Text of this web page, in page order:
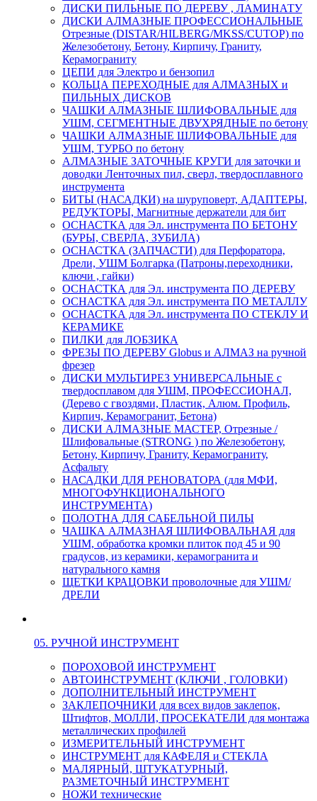
ДИСКИ ПИЛЬНЫЕ ПО ДЕРЕВУ , ЛАМИНАТУ
ДИСКИ АЛМАЗНЫЕ ПРОФЕССИОНАЛЬНЫЕ
Отрезные (DISTAR/HILBERG/MKSS/CUTOP) по
Железобетону, Бетону, Кирпичу, Граниту,
Керамограниту
ЦЕПИ для Электро и бензопил
КОЛЬЦА ПЕРЕХОДНЫЕ для АЛМАЗНЫХ и
ПИЛЬНЫХ ДИСКОВ
ЧАШКИ АЛМАЗНЫЕ ШЛИФОВАЛЬНЫЕ для
УШМ, СЕГМЕНТНЫЕ ДВУХРЯДНЫЕ по бетону
ЧАШКИ АЛМАЗНЫЕ ШЛИФОВАЛЬНЫЕ для
УШМ, ТУРБО по бетону
АЛМАЗНЫЕ ЗАТОЧНЫЕ КРУГИ для заточки и
доводки Ленточных пил, сверл, твердосплавного
инструмента
БИТЫ (НАСАДКИ) на шуруповерт, АДАПТЕРЫ,
РЕДУКТОРЫ, Магнитные держатели для бит
ОСНАСТКА для Эл. инструмента ПО БЕТОНУ
(БУРЫ, СВЕРЛА, ЗУБИЛА)
ОСНАСТКА (ЗАПЧАСТИ) для Перфоратора,
Дрели, УШМ Болгарка (Патроны,переходники,
ключи , гайки)
ОСНАСТКА для Эл. инструмента ПО ДЕРЕВУ
ОСНАСТКА для Эл. инструмента ПО МЕТАЛЛУ
ОСНАСТКА для Эл. инструмента ПО СТЕКЛУ И
КЕРАМИКЕ
ПИЛКИ для ЛОБЗИКА
ФРЕЗЫ ПО ДЕРЕВУ Globus и АЛМАЗ на ручной
фрезер
ДИСКИ МУЛЬТИРЕЗ УНИВЕРСАЛЬНЫЕ с
твердосплавом для УШМ, ПРОФЕССИОНАЛ,
(Дерево с гвоздями, Пластик, Алюм. Профиль,
Кирпич, Керамогранит, Бетона)
ДИСКИ АЛМАЗНЫЕ МАСТЕР, Отрезные /
Шлифовальные (STRONG ) по Железобетону,
Бетону, Кирпичу, Граниту, Керамограниту,
Асфальту
НАСАДКИ ДЛЯ РЕНОВАТОРА (для МФИ,
МНОГОФУНКЦИОНАЛЬНОГО
ИНСТРУМЕНТА)
ПОЛОТНА ДЛЯ САБЕЛЬНОЙ ПИЛЫ
ЧАШКА АЛМАЗНАЯ ШЛИФОВАЛЬНАЯ для
УШМ, обработка кромки плиток под 45 и 90
градусов, из керамики, керамогранита и
натурального камня
ЩЕТКИ КРАЦОВКИ проволочные для УШМ/
ДРЕЛИ
05. РУЧНОЙ ИНСТРУМЕНТ
ПОРОХОВОЙ ИНСТРУМЕНТ
АВТОИНСТРУМЕНТ (КЛЮЧИ , ГОЛОВКИ)
ДОПОЛНИТЕЛЬНЫЙ ИНСТРУМЕНТ
ЗАКЛЕПОЧНИКИ для всех видов заклепок,
Штифтов, МОЛЛИ, ПРОСЕКАТЕЛИ для монтажа
металлических профилей
ИЗМЕРИТЕЛЬНЫЙ ИНСТРУМЕНТ
ИНСТРУМЕНТ для КАФЕЛЯ и СТЕКЛА
МАЛЯРНЫЙ, ШТУКАТУРНЫЙ,
РАЗМЕТОЧНЫЙ ИНСТРУМЕНТ
НОЖИ технические